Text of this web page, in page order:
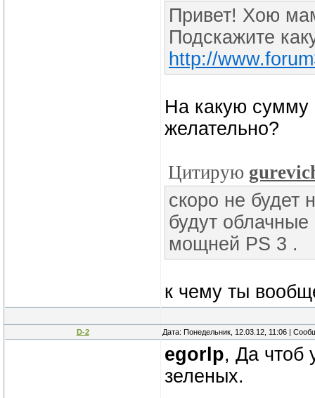
Привет! Хою
Подскажите
http://
На какую сумму
желательно?
Цитирую
скоро не будет
будут
мощней PS 3 .
к чему ты
D-2 Дата: Понедельник, 12.03.12, 11:06 |
egorlp, Да чтоб
зеленых.